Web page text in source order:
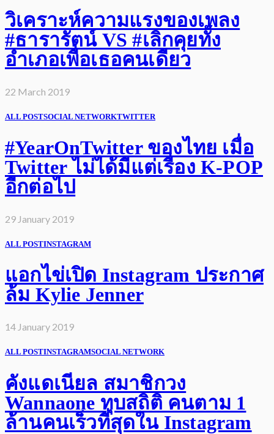
วิเคราะห์ความแรงของเพลง
#ธารารัตน์ VS #เลิกคุยทั้ง
อำเภอเพื่อเธอคนเดียว
22 March 2019
ALL POSTSOCIAL NETWORKTWITTER
#YearOnTwitter ของไทย เมื่อ
Twitter ไม่ได้มีแต่เรื่อง K-POP
อีกต่อไป
29 January 2019
ALL POSTINSTAGRAM
แอกไข่เปิด Instagram ประกาศ
ล้ม Kylie Jenner
14 January 2019
ALL POSTINSTAGRAMSOCIAL NETWORK
คังแดเนียล สมาชิกวง
Wannaone ทุบสถิติ คนตาม 1
ล้านคนเร็วที่สุดใน Instagram